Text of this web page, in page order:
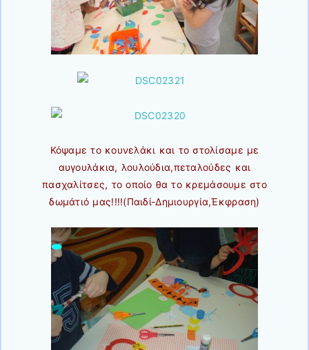
Κόψαμε το κουνελάκι και το στολίσαμε με
αυγουλάκια, λουλούδια,πεταλούδες και
πασχαλίτσες, το οποίο θα το κρεμάσουμε στο
δωμάτιό μας!!!!(Παιδί-Δημιουργία,Έκφραση)